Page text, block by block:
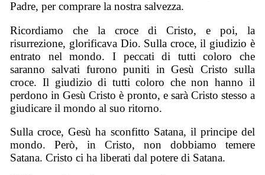
Padre, per comprare la nostra salvezza.
Ricordiamo che la croce di Cristo, e poi, la
risurrezione, glorificava Dio. Sulla croce, il giudizio è
entrato nel mondo. I peccati di tutti coloro che
saranno salvati furono puniti in Gesù Cristo sulla
croce. Il giudizio di tutti coloro che non hanno il
perdono in Gesù Cristo è pronto, e sarà Cristo stesso a
giudicare il mondo al suo ritorno.
Sulla croce, Gesù ha sconfitto Satana, il principe del
mondo. Però, in Cristo, non dobbiamo temere
Satana. Cristo ci ha liberati dal potere di Satana.